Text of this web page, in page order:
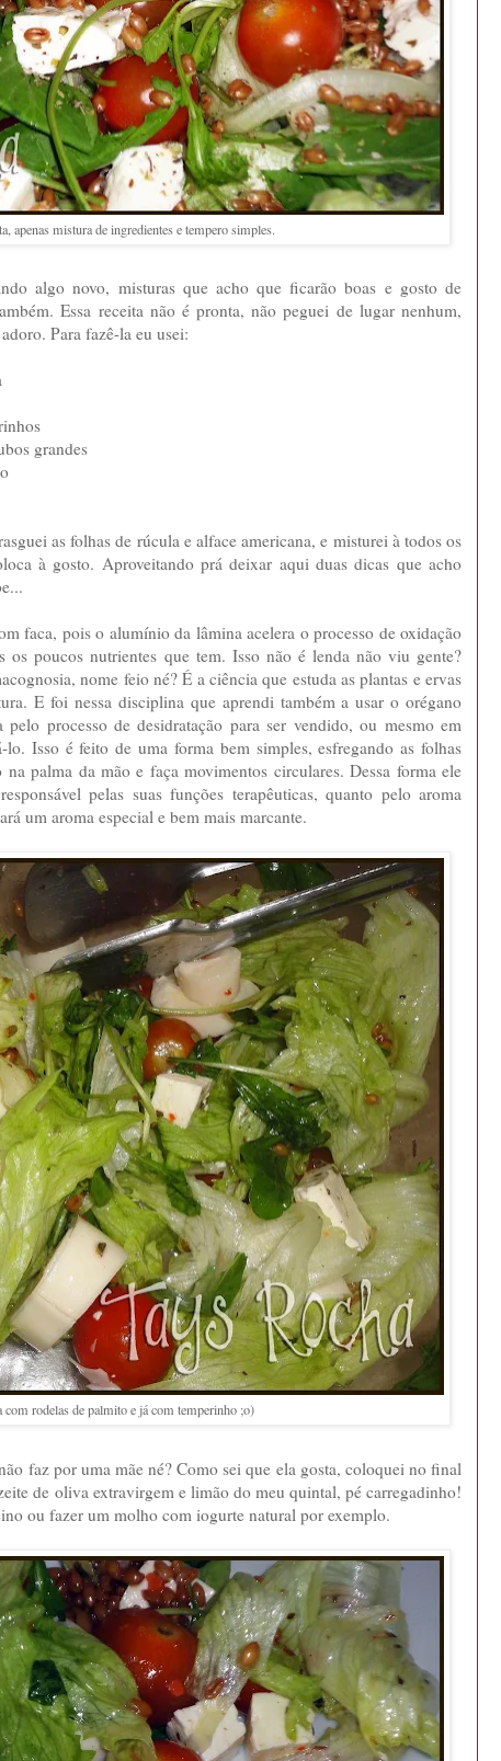
apenas mistura de ingredientes e tempero simples.
algo novo, misturas que acho que ficarão boas e gosto de
Essa receita não é pronta, não peguei de lugar nenhum,
Para fazê-la eu usei:
grandes
as folhas de rúcula e alface americana, e misturei à todos os
à gosto. Aproveitando prá deixar aqui duas dicas que acho
faca, pois o alumínio da lâmina acelera o processo de oxidação
os poucos nutrientes que tem. Isso não é lenda não viu gente?
nome feio né? É a ciência que estuda as plantas e ervas
E foi nessa disciplina que aprendi também a usar o orégano
pelo processo de desidratação para ser vendido, ou mesmo em
lo. Isso é feito de uma forma bem simples, esfregando as folhas
palma da mão e faça movimentos circulares. Dessa forma ele
pelas suas funções terapêuticas, quanto pelo aroma
um aroma especial e bem mais marcante.
com rodelas de palmito e já com temperinho ;o)
faz por uma mãe né? Como sei que ela gosta, coloquei no final
de oliva extravirgem e limão do meu quintal, pé carregadinho!
ou fazer um molho com iogurte natural por exemplo.